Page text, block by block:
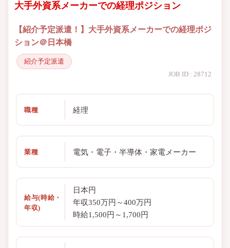
大手外資系メーカーでの経理ポジション
【紹介予定派遣！】大手外資系メーカーでの経理ポジ
ション＠日本橋
紹介予定派遣
JOB ID : 28712
職種 経理
業種 電気・電子・半導体・家電メーカー
給与(時給・
年収)
日本円
年収350万円～400万円
時給1,500円～1,700円